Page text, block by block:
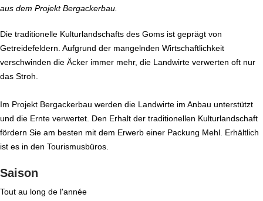
aus dem Projekt Bergackerbau.
Die traditionelle Kulturlandschafts des Goms ist geprägt von
Getreidefeldern. Aufgrund der mangelnden Wirtschaftlichkeit
verschwinden die Äcker immer mehr, die Landwirte verwerten oft nur
das Stroh.
Im Projekt Bergackerbau werden die Landwirte im Anbau unterstützt
und die Ernte verwertet. Den Erhalt der traditionellen Kulturlandschaft
fördern Sie am besten mit dem Erwerb einer Packung Mehl. Erhältlich
ist es in den Tourismusbüros.
Saison
Tout au long de l'année